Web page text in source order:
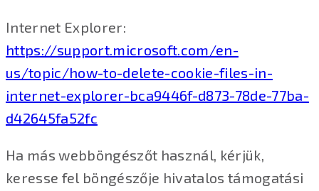
Internet Explorer:
https://support.microsoft.com/en-
us/topic/how-to-delete-cookie-files-in-
internet-explorer-bca9446f-d873-78de-77ba-
d42645fa52fc
Ha más webböngészőt használ, kérjük,
keresse fel böngészője hivatalos támogatási